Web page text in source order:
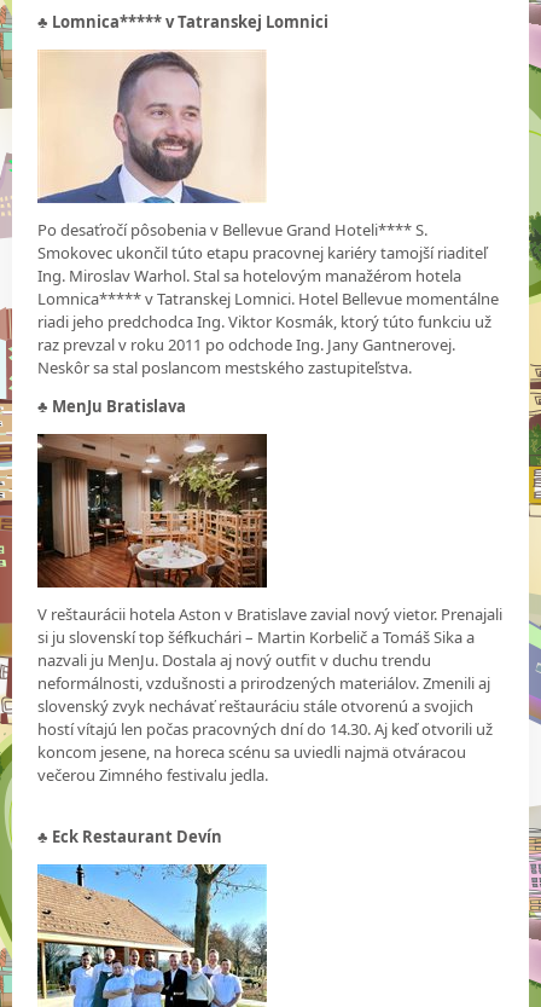
♣ Lomnica***** v Tatranskej Lomnici
Po desaťročí pôsobenia v Bellevue Grand Hoteli**** S.
Smokovec ukončil túto etapu pracovnej kariéry tamojší riaditeľ
Ing. Miroslav Warhol. Stal sa hotelovým manažérom hotela
Lomnica***** v Tatranskej Lomnici. Hotel Bellevue momentálne
riadi jeho predchodca Ing. Viktor Kosmák, ktorý túto funkciu už
raz prevzal v roku 2011 po odchode Ing. Jany Gantnerovej.
Neskôr sa stal poslancom mestského zastupiteľstva.
♣ MenJu Bratislava
V reštaurácii hotela Aston v Bratislave zavial nový vietor. Prenajali
si ju slovenskí top šéfkuchári – Martin Korbelič a Tomáš Sika a
nazvali ju MenJu. Dostala aj nový outfit v duchu trendu
neformálnosti, vzdušnosti a prirodzených materiálov. Zmenili aj
slovenský zvyk nechávať reštauráciu stále otvorenú a svojich
hostí vítajú len počas pracovných dní do 14.30. Aj keď otvorili už
koncom jesene, na horeca scénu sa uviedli najmä otváracou
večerou Zimného festivalu jedla.
♣ Eck Restaurant Devín